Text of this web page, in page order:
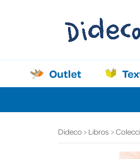
Outlet
Dideco Libros